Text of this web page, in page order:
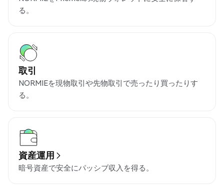
る。
取引
NORMIEを現物取引や先物取引で売ったり買ったりす
る。
資産運用
暗号資産で安全にパッシブ収入を得る。